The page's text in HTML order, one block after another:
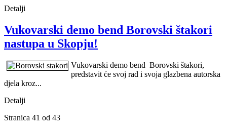
Detalji
Vukovarski demo bend Borovski štakori
nastupa u Skopju!
Vukovarski demo bend Borovski štakori,
predstavit će svoj rad i svoja glazbena autorska
djela kroz...
Detalji
Stranica 41 od 43